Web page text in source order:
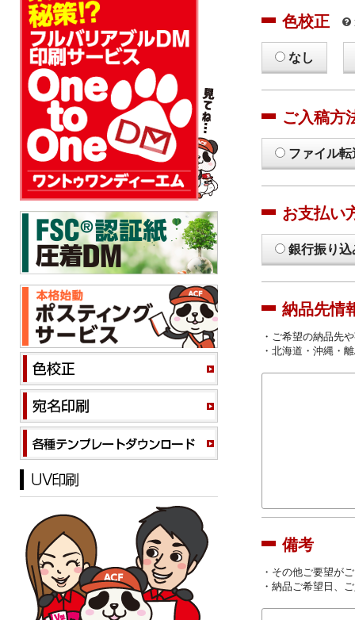
色校正
なし
ご入稿方
ファイル
お支払い
銀行振り込
納品先情
・ご希望の納品先
・北海道・沖縄・
備考
・その他ご要望が
・納品ご希望日、